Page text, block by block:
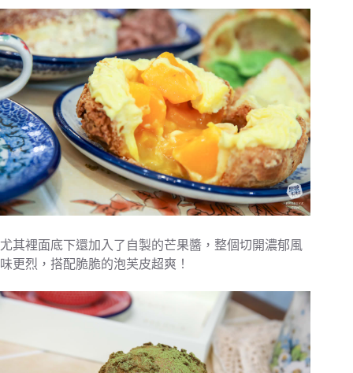
尤其裡面底下還加入了自製的芒果醬，整個切開濃郁風
味更烈，搭配脆脆的泡芙皮超爽！